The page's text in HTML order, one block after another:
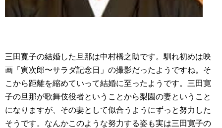
三田寛子の結婚した旦那は中村橋之助です。馴れ初めは映
画「寅次郎〜サラダ記念日」の撮影だったようですね。そ
こから距離を縮めていって結婚に至ったようです。三田寛
子の旦那が歌舞伎役者ということから梨園の妻ということ
になりますが、その妻として似合うようにずっと努力した
そうです。なんかこのような努力する姿も実は三田寛子の